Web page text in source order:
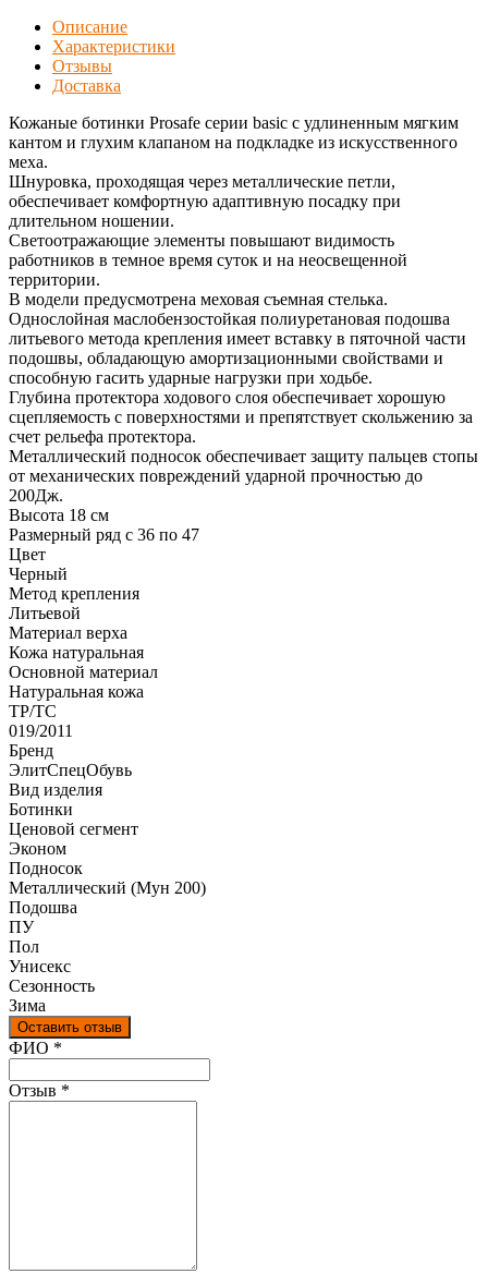
Описание
Характеристики
Отзывы
Доставка
Кожаные ботинки Prosafe серии basic c удлиненным мягким
кантом и глухим клапаном на подкладке из искусственного
меха.
Шнуровка, проходящая через металлические петли,
обеспечивает комфортную адаптивную посадку при
длительном ношении.
Светоотражающие элементы повышают видимость
работников в темное время суток и на неосвещенной
территории.
В модели предусмотрена меховая съемная стелька.
Однослойная маслобензостойкая полиуретановая подошва
литьевого метода крепления имеет вставку в пяточной части
подошвы, обладающую амортизационными свойствами и
способную гасить ударные нагрузки при ходьбе.
Глубина протектора ходового слоя обеспечивает хорошую
сцепляемость с поверхностями и препятствует скольжению за
счет рельефа протектора.
Металлический подносок обеспечивает защиту пальцев стопы
от механических повреждений ударной прочностью до
200Дж.
Высота 18 см
Размерный ряд с 36 по 47
Цвет
Черный
Метод крепления
Литьевой
Материал верха
Кожа натуральная
Оcновной материал
Натуральная кожа
ТР/ТС
019/2011
Бренд
ЭлитСпецОбувь
Вид изделия
Ботинки
Ценовой сегмент
Эконом
Подносок
Металлический (Мун 200)
Подошва
ПУ
Пол
Унисекс
Сезонность
Зима
Оставить отзыв
Ваш отзыв был отправлен!
ФИО *
Отзыв *